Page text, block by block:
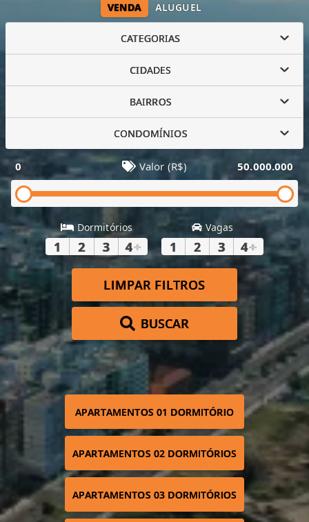
VENDA ALUGUEL
CATEGORIAS
CIDADES
BAIRROS
CONDOMÍNIOS
0 Valor (R$) 50.000.000
Dormitórios
1 2 3 4+
Vagas
1 2 3 4+
LIMPAR FILTROS
BUSCAR
APARTAMENTOS 01 DORMITÓRIO
APARTAMENTOS 02 DORMITÓRIOS
APARTAMENTOS 03 DORMITÓRIOS